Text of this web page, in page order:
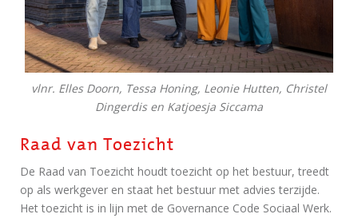
vlnr. Elles Doorn, Tessa Honing, Leonie Hutten, Christel
Dingerdis en Katjoesja Siccama
Raad van Toezicht
De Raad van Toezicht houdt toezicht op het bestuur, treedt
op als werkgever en staat het bestuur met advies terzijde.
Het toezicht is in lijn met de Governance Code Sociaal Werk.